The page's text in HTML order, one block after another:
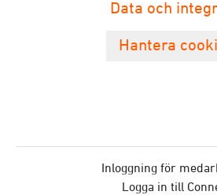
Data och
Hantera
Inloggning för
Logga in till